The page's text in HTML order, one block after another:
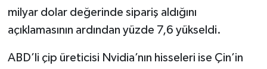
milyar dolar değerinde sipariş aldığını
açıklamasının ardından yüzde 7,6 yükseldi.
ABD’li çip üreticisi Nvidia’nın hisseleri ise Çin’in